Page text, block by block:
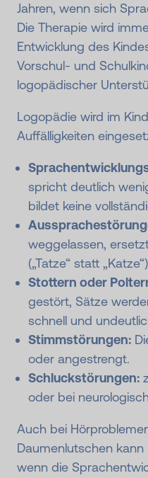
Jahren, wenn sich
Die Therapie wird
Entwicklung des
Vorschul- und
logopädischer
Logopädie wird im
Auffälligkeiten
spricht deutlich
bildet keine
weggelassen,
(„Tatze“ statt
Stottern oder
gestört, Sätze
schnell und
Stimmstörungen:
oder angestrengt.
Schluckstörungen:
oder bei
Auch bei
Daumenlutschen kann
wenn die